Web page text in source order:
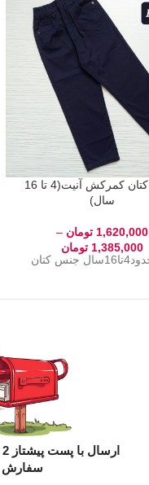
شلوار کتان کمرکش آنیت(4 تا 16
سال)
1,620,000 تومان –
1,385,000 تومان
مناسب حدود4تا16سال جنس کتان
سفارش